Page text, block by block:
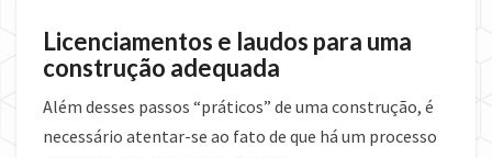
Licenciamentos e laudos para uma
construção adequada
Além desses passos “práticos” de uma construção, é
necessário atentar-se ao fato de que há um processo